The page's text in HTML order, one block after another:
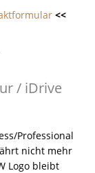
<<
/ iDrive
Professional
nicht mehr
Logo bleibt